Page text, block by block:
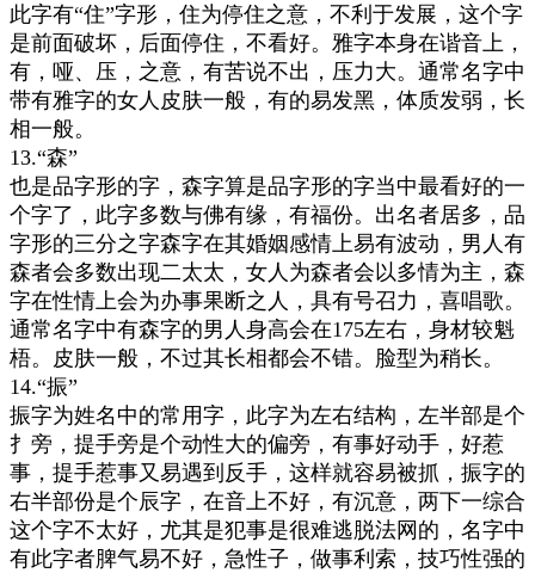
此字有“住”字形，住为停住之意，不利于发展，这个字
是前面破坏，后面停住，不看好。雅字本身在谐音上，
有，哑、压，之意，有苦说不出，压力大。通常名字中
带有雅字的女人皮肤一般，有的易发黑，体质发弱，长
相一般。
13.“森”
也是品字形的字，森字算是品字形的字当中最看好的一
个字了，此字多数与佛有缘，有福份。出名者居多，品
字形的三分之字森字在其婚姻感情上易有波动，男人有
森者会多数出现二太太，女人为森者会以多情为主，森
字在性情上会为办事果断之人，具有号召力，喜唱歌。
通常名字中有森字的男人身高会在175左右，身材较魁
梧。皮肤一般，不过其长相都会不错。脸型为稍长。
14.“振”
振字为姓名中的常用字，此字为左右结构，左半部是个
扌旁，提手旁是个动性大的偏旁，有事好动手，好惹
事，提手惹事又易遇到反手，这样就容易被抓，振字的
右半部份是个辰字，在音上不好，有沉意，两下一综合
这个字不太好，尤其是犯事是很难逃脱法网的，名字中
有此字者脾气易不好，急性子，做事利索，技巧性强的